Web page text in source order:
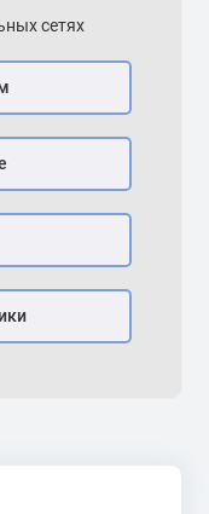
сетях